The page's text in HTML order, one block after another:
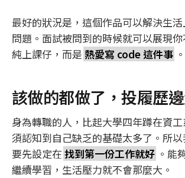
最好的狀況是，這個作品可以解決生
問題。面試被問到的時候就可以展現
純上課仔，而是 熱愛寫 code 這件事 。
該做的都做了，投履歷
身為轉職的人，比起大學四年蹲在資
須認知到自己缺乏的基礎太多了。所
要先設定在 找到第一份工作就好 。能
繼續學習，生活壓力就不會那麼大。